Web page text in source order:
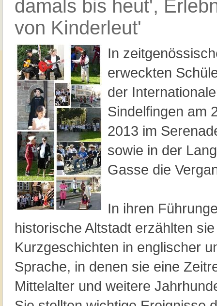
damals bis heut',
von Kinderleut'
In
erweckten
der
Sindelfingen am
2013 im
sowie in der
Gasse die
In ihren
historische Altstadt erzählten
Kurzgeschichten in englischer
Sprache, in denen sie eine
Mittelalter und weitere